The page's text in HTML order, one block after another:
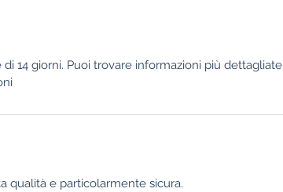
14 giorni. Puoi trovare informazioni più dettagliate
qualità e particolarmente sicura.